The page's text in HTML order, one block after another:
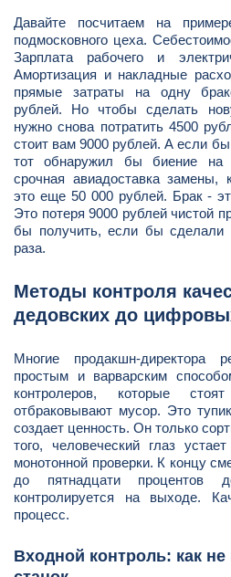
Давайте посчитаем на
подмосковного цеха.
Зарплата рабочего и
Амортизация и накладные
прямые затраты на одну
рублей. Но чтобы сделать
нужно снова потратить 4500
стоит вам 9000 рублей. А если
тот обнаружил бы биение на
срочная авиадоставка замены,
это еще 50 000 рублей. Брак -
Это потеря 9000 рублей чистой
бы получить, если бы сделали
раза.
Методы контроля
дедовских до
Многие продакшн-директора
простым и варварским
контролеров, которые
отбраковывают мусор. Это
создает ценность. Он только
того, человеческий глаз
монотонной проверки. К концу
до пятнадцати процентов
контролируется на выходе.
процесс.
Входной контроль: как